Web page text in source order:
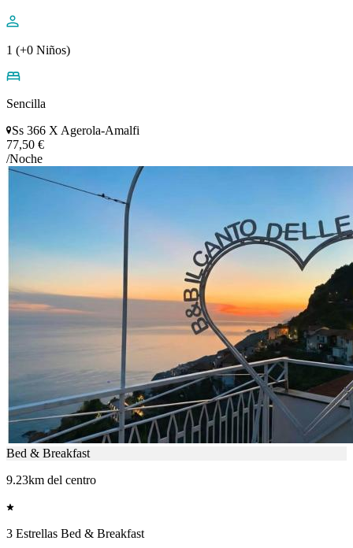
1 (+0 Niños)
Sencilla
Ss 366 X Agerola-Amalfi
77,50 €
/Noche
Bed & Breakfast
9.23km del centro
3 Estrellas Bed & Breakfast